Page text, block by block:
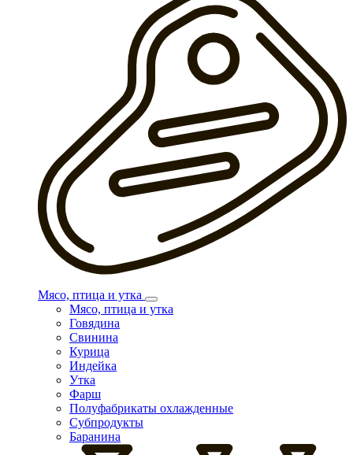
Мясо, птица и утка
Мясо, птица и утка
Говядина
Свинина
Курица
Индейка
Утка
Фарш
Полуфабрикаты охлажденные
Субпродукты
Баранина